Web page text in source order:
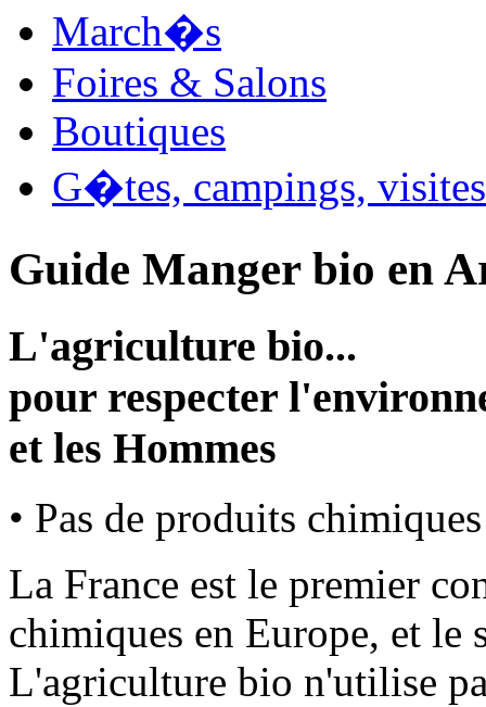
March�s
Foires & Salons
Boutiques
G�tes, campings, visites
Guide Manger bio en
L'agriculture bio...
pour respecter
et les Hommes
• Pas de produits chimiques
La France est le premier
chimiques en Europe, et le
L'agriculture bio n'utilise